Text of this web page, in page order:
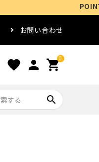
お問い合わせ
favorite person 0
shopping_cart
POINT10%還
search